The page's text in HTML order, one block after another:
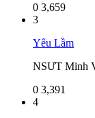
0 3,659
3
Yêu Lầm
NSƯT Minh
0 3,391
4